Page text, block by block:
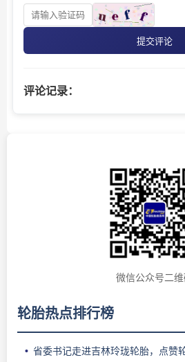
提交评论
评论记录：
微信公众号二维
轮胎热点排行榜
省委书记走进吉林玲珑轮胎，点赞